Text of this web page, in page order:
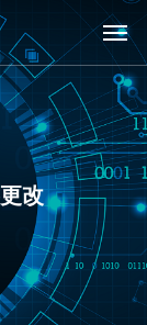
改